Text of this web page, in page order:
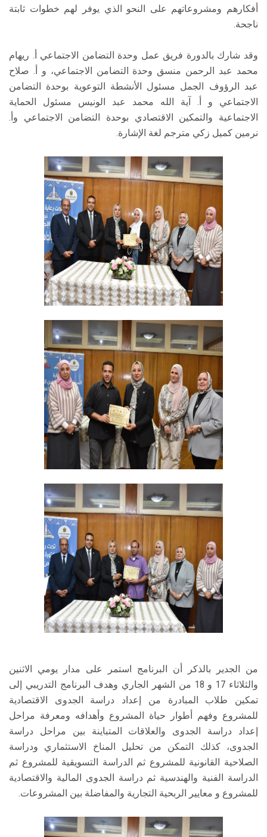
أفكارهم ومشروعاتهم على النحو الذي يوفر لهم خطوات ثابتة
ناجحة.
وقد شارك بالدورة فريق عمل وحدة التضامن الاجتماعي أ. ريهام
محمد عبد الرحمن منسق وحدة التضامن الاجتماعي، و أ. صلاح
عبد الرؤوف الجمل مسئول الأنشطة التوعوية بوحدة التضامن
الاجتماعي و أ. آية الله محمد عبد الونيس مسئول الحماية
الاجتماعية والتمكين الاقتصادي بوحدة التضامن الاجتماعي وأ.
نرمین کمیل زکي مترجم لغة الإشارة.
من الجدير بالذكر أن البرنامج استمر على مدار يومي الاثنين
والثلاثاء 17 و 18 من الشهر الجاري وهدف البرنامج التدريبي إلى
تمكين طلاب المبادرة من إعداد دراسة الجدوى الاقتصادية
للمشروع وفهم أطوار حياة المشروع وأهدافه ومعرفة مراحل
إعداد دراسة الجدوى والعلاقات المتباينة بين مراحل دراسة
الجدوى، كذلك التمكن من تحليل المناخ الاستثماري ودراسة
الصلاحية القانونية للمشروع ثم الدراسة التسويقية للمشروع ثم
الدراسة الفنية والهندسية ثم دراسة الجدوى المالية والاقتصادية
للمشروع و معايير الربحية التجارية والمفاضلة بين المشروعات.